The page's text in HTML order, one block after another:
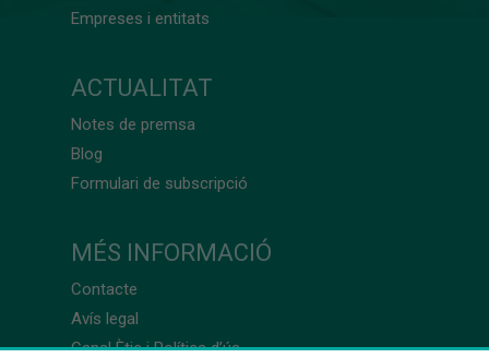
Empreses i entitats
ACTUALITAT
Notes de premsa
Blog
Formulari de subscripció
MÉS INFORMACIÓ
Contacte
Avís legal
Canal Ètic i Política d’ús